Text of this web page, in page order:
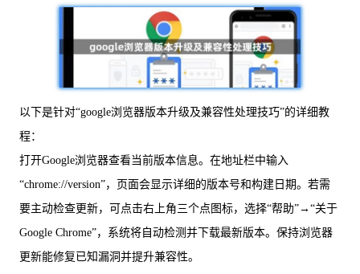
以下是针对“google浏览器版本升级及兼容性处理技巧”的详细教
程：
打开Google浏览器查看当前版本信息。在地址栏中输入
“chrome://version”，页面会显示详细的版本号和构建日期。若需
要主动检查更新，可点击右上角三个点图标，选择“帮助”→“关于
Google Chrome”，系统将自动检测并下载最新版本。保持浏览器
更新能修复已知漏洞并提升兼容性。